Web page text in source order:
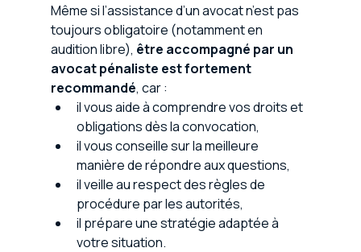
Même si l’assistance d’un avocat n’est pas
toujours obligatoire (notamment en
audition libre), être accompagné par un
avocat pénaliste est fortement
recommandé, car :
il vous aide à comprendre vos droits et
obligations dès la convocation,
il vous conseille sur la meilleure
manière de répondre aux questions,
il veille au respect des règles de
procédure par les autorités,
il prépare une stratégie adaptée à
votre situation.